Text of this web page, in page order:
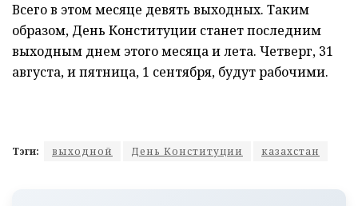
Всего в этом месяце девять выходных. Таким
образом, День Конституции станет последним
выходным днем этого месяца и лета. Четверг, 31
августа, и пятница, 1 сентября, будут рабочими.
Тэги: выходной День Конституции казахстан